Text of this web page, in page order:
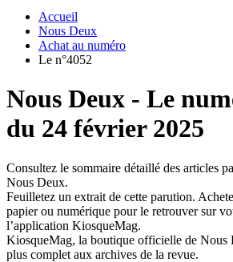
Accueil
Nous Deux
Achat au numéro
Le n°4052
Nous Deux - Le
du 24 février 2025
Consultez le sommaire détaillé des articles
Nous Deux.
Feuilletez un extrait de cette parution.
papier ou numérique pour le retrouver sur
l’application KiosqueMag.
KiosqueMag, la boutique officielle de Nous
plus complet aux archives de la revue.